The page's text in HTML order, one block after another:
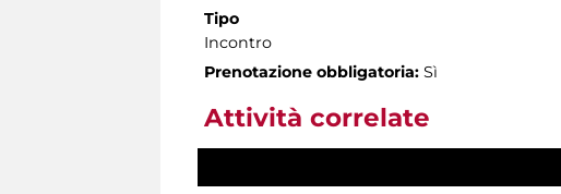
Tipo
Incontro
Prenotazione obbligatoria: Sì
Attività correlate